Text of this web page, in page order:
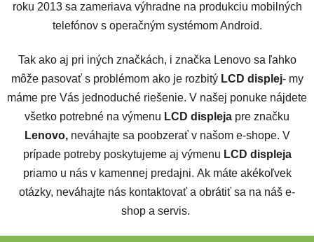
roku 2013 sa zameriava výhradne na produkciu mobilných
telefónov s operačným systémom Android.
Tak ako aj pri iných značkách, i značka Lenovo sa ľahko
môže pasovať s problémom ako je rozbitý LCD displej- my
máme pre Vás jednoduché riešenie. V našej ponuke nájdete
všetko potrebné na výmenu LCD displeja pre značku
Lenovo,neváhajte sa poobzerať v našom e-shope. V
prípade potreby poskytujeme aj výmenu LCD displeja
priamo u nás v kamennej predajni. Ak máte akékoľvek
otázky, neváhajte nás kontaktovať a obrátiť sa na náš e-
shop a servis.